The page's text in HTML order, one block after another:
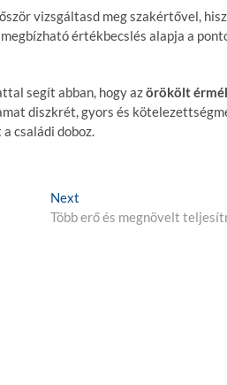
vizsgáltasd meg szakértővel,
értékbecslés alapja a
segít abban, hogy azörökölt
diszkrét, gyors és
családi doboz.
Next
e
Több erő és megnövelt